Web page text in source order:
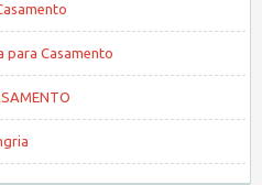
para Casamento